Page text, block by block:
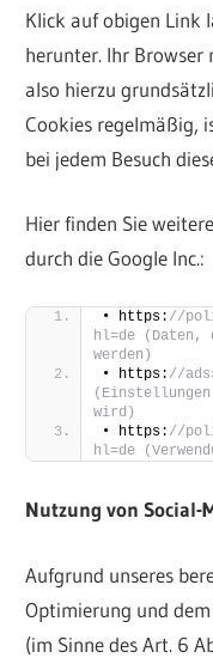
Klick auf obigen Link
herunter. Ihr Browser
also hierzu
Cookies regelmäßig,
bei jedem Besuch
Hier finden Sie
durch die Google Inc.:
• https: //
hl=de (Daten,
werden)
• https: //
wird)
• https: //
hl=de
Nutzung von Social-
Aufgrund unseres
Optimierung und
(im Sinne des Art. 6